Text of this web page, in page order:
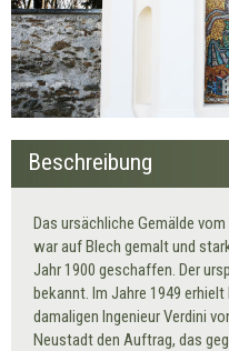
Beschreibung
Das ursächliche Gemälde
war auf Blech gemalt und
Jahr 1900 geschaffen. Der
bekannt. Im Jahre 1949
damaligen Ingenieur Verdini
Neustadt den Auftrag, das